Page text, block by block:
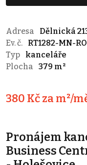
Adresa
Dělnická
Ev. č.
RT1282-MN-
Typ
kanceláře
Plocha
379 m²
380 Kč za m²/
Pronájem
Business